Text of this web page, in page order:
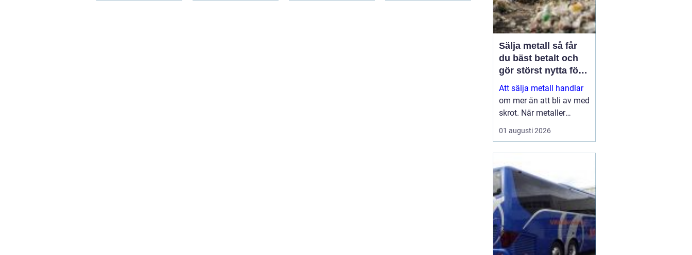
Sälja metall så får
du bäst betalt och
gör störst nytta för
miljön
Att sälja metall handlar
om mer än att bli av med
skrot. När metaller
återvinns sparas stora
mängder energi, råvaror
och företag få en stabil
inkomstkälla geno...
01 augusti 2026